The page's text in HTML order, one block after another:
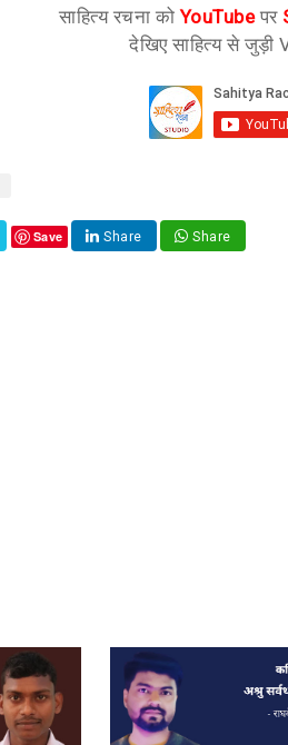
साहित्य रचना कोYouTubeपर
देखिए साहित्य से जुड़ी
Save Share Share